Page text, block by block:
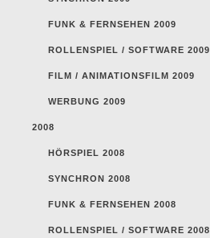
FUNK & FERNSEHEN 2009
ROLLENSPIEL / SOFTWARE 2009
FILM / ANIMATIONSFILM 2009
WERBUNG 2009
2008
HÖRSPIEL 2008
SYNCHRON 2008
FUNK & FERNSEHEN 2008
ROLLENSPIEL / SOFTWARE 2008